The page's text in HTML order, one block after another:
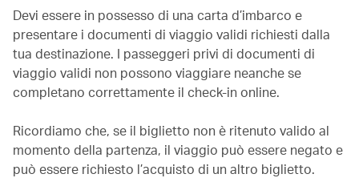
Devi essere in possesso di una carta d’imbarco e
presentare i documenti di viaggio validi richiesti dalla
tua destinazione. I passeggeri privi di documenti di
viaggio validi non possono viaggiare neanche se
completano correttamente il check-in online.
Ricordiamo che, se il biglietto non è ritenuto valido al
momento della partenza, il viaggio può essere negato e
può essere richiesto l’acquisto di un altro biglietto.